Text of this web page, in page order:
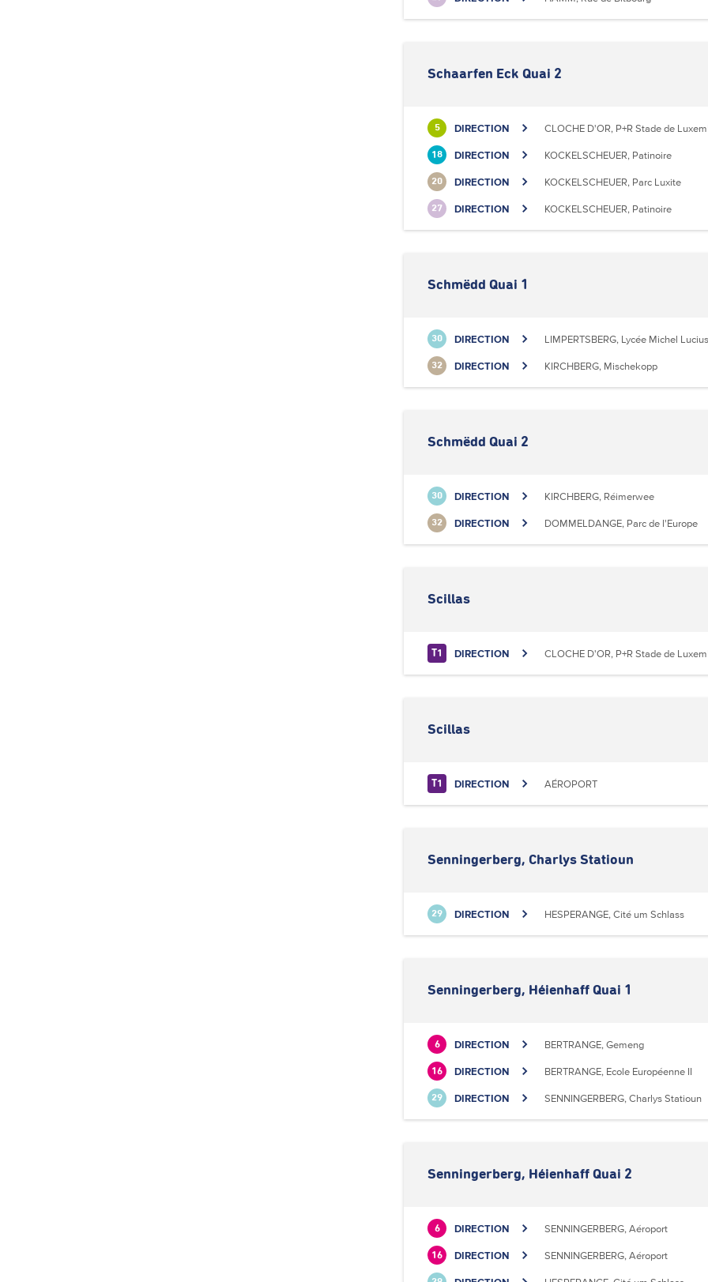
Schaarfen Eck Quai 2
5 DIRECTION CLOCHE D'OR, P+R Stade de
18 DIRECTION KOCKELSCHEUER, Patinoire
20 DIRECTION KOCKELSCHEUER, Parc Luxite
27 DIRECTION KOCKELSCHEUER, Patinoire
Schmëdd Quai 1
30 DIRECTION LIMPERTSBERG, Lycée Michel Lucius
32 DIRECTION KIRCHBERG, Mischekopp
Schmëdd Quai 2
30 DIRECTION KIRCHBERG, Réimerwee
32 DIRECTION DOMMELDANGE, Parc de l'Europe
Scillas
T1 DIRECTION CLOCHE D'OR, P+R Stade de
Scillas
T1 DIRECTION AÉROPORT
Senningerberg, Charlys Statioun
29 DIRECTION HESPERANGE, Cité um Schlass
Senningerberg, Héienhaff Quai 1
6 DIRECTION BERTRANGE, Gemeng
16 DIRECTION BERTRANGE, Ecole Européenne II
29 DIRECTION SENNINGERBERG, Charlys Statioun
Senningerberg, Héienhaff Quai 2
6 DIRECTION SENNINGERBERG, Aéroport
16 DIRECTION SENNINGERBERG, Aéroport